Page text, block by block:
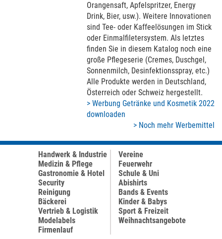
Orangensaft, Apfelspritzer, Energy
Drink, Bier, usw.). Weitere Innovationen
sind Tee- oder Kaffeelösungen im Stick
oder Einmalfiletersystem. Als letztes
finden Sie in diesem Katalog noch eine
große Pflegeserie (Cremes, Duschgel,
Sonnenmilch, Desinfektionsspray, etc.)
Alle Produkte werden in Deutschland,
Österreich oder Schweiz hergestellt.
> Werbung Getränke und Kosmetik 2022
downloaden
> Noch mehr Werbemittel
Handwerk & Industrie
Medizin & Pflege
Gastronomie & Hotel
Security
Reinigung
Bäckerei
Vertrieb & Logistik
Modelabels
Firmenlauf
Vereine
Feuerwehr
Schule & Uni
Abishirts
Bands & Events
Kinder & Babys
Sport & Freizeit
Weihnachtsangebote